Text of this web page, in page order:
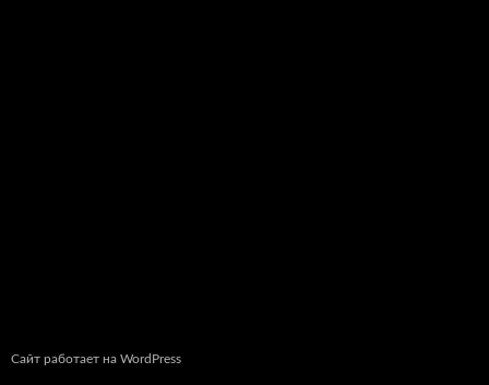
Сайт работает на WordPress